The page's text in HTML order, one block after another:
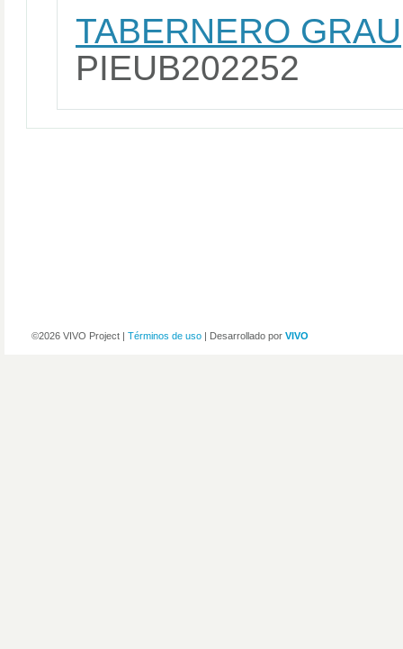
TABERNERO
PIEUB202252
©2026 VIVO Project | Términos de uso | Desarrollado por VIVO